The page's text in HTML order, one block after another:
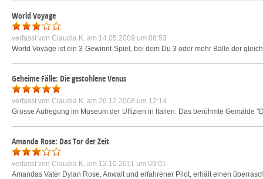
World Voyage
verfasst von Claudia K. am 14.05.2009 um 08:53
World Voyage ist ein 3-Gewinnt-Spiel, bei dem Du 3 oder mehr Bälle der
Geheime Fälle: Die gestohlene Venus
verfasst von Claudia K. am 26.12.2008 um 12:14
Grosse Aufregung im Museum der Uffizien in Italien. Das berühmte Gemälde
Amanda Rose: Das Tor der Zeit
verfasst von Claudia K. am 12.10.2011 um 09:01
Amandas Vater Dylan Rose, Anwalt und erfahrener Pilot, erhält einen